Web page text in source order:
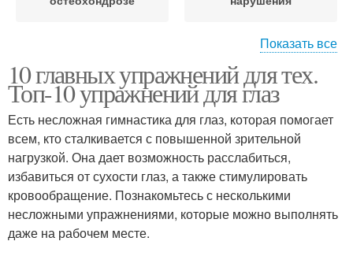
остеохондрозе
Показать все
10 главных упражнений для тех.
Топ-10 упражнений для глаз
Есть несложная гимнастика для глаз, которая помогает
всем, кто сталкивается с повышенной зрительной
нагрузкой. Она дает возможность расслабиться,
избавиться от сухости глаз, а также стимулировать
кровообращение. Познакомьтесь с несколькими
несложными упражнениями, которые можно выполнять
даже на рабочем месте.